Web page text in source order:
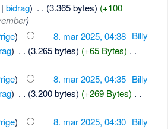
bidrag) . . (3.365 bytes) (+100
)
) 8. mar 2025, 04:38 Billy
) . . (3.265 bytes) (+65 Bytes) . .
) 8. mar 2025, 04:35 Billy
) . . (3.200 bytes) (+269 Bytes) . .
) 8. mar 2025, 04:30 Billy